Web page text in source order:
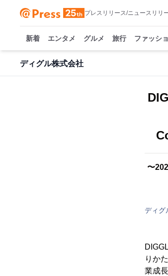
プレスリリース/ニュースリリ
新着 エンタメ グルメ 旅行 ファッシ
ディグル株式会社
〜
ディグ
りか
業成